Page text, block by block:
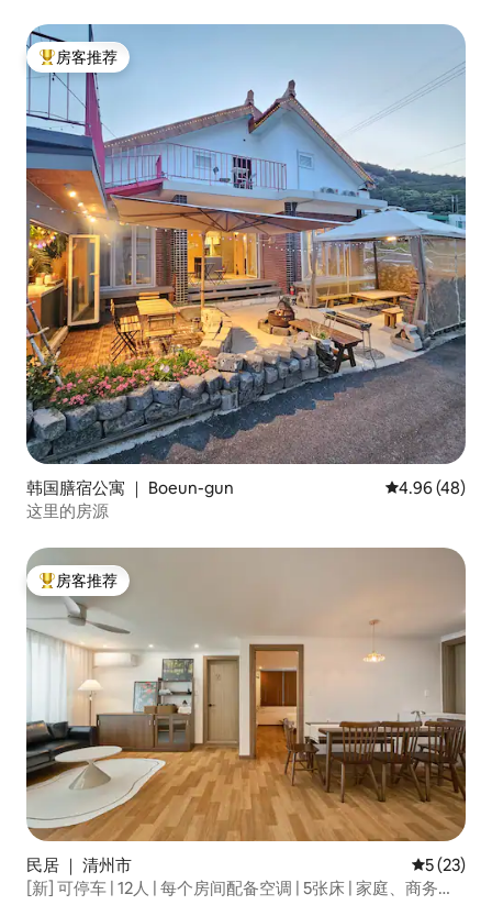
热门「房客推荐」
房客推荐
韩国膳宿公寓 ｜ Boeun-gun 平均评分
4.96 (48)
这里的房源
热门「房客推荐」
房客推荐
民居 ｜ 清州市 平均评分
5 (23)
[新] 可停车 | 12人 | 每个房间配备空调 | 5张床 | 家庭、商务、